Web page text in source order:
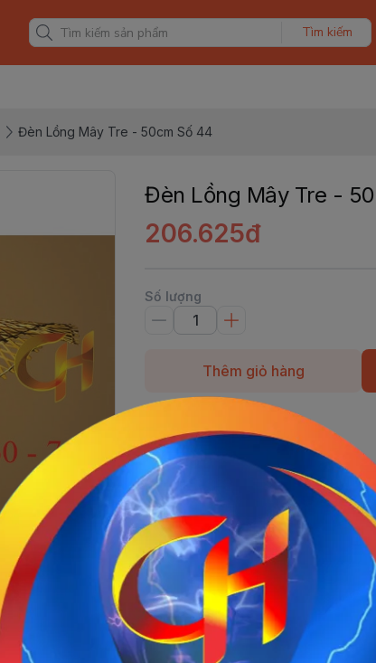
Tìm kiếm
Đèn Lồng Mây Tre - 50cm Số 44
Đèn Lồng Mây Tre -
206.625đ
Số lượng
Thêm giỏ hàng